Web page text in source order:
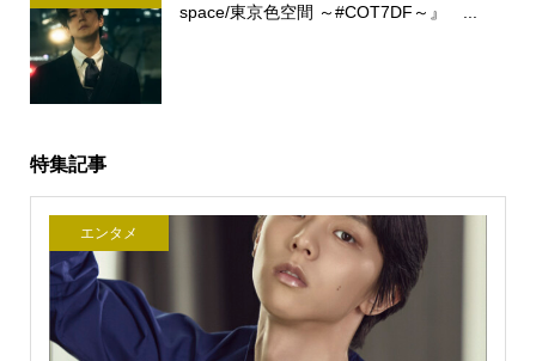
space/東京色空間 ～#COT7DF～』 ...
特集記事
エンタメ